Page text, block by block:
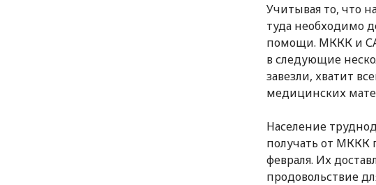
Учитывая то, что
туда необходимо
помощи. МККК и
в следующие
завезли, хватит
медицинских
Население
получать от МККК
февраля. Их
продовольствие